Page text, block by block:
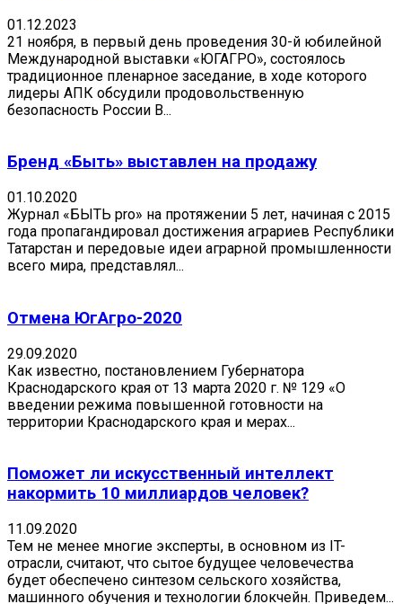
01.12.2023
21 ноября, в первый день проведения 30-й юбилейной
Международной выставки «ЮГАГРО», состоялось
традиционное пленарное заседание, в ходе которого
лидеры АПК обсудили продовольственную
безопасность России В...
Бренд «Быть» выставлен на продажу
01.10.2020
Журнал «БЫТЬ pro» на протяжении 5 лет, начиная с 2015
года пропагандировал достижения аграриев Республики
Татарстан и передовые идеи аграрной промышленности
всего мира, представлял...
Отмена ЮгАгро-2020
29.09.2020
Как известно, постановлением Губернатора
Краснодарского края от 13 марта 2020 г. № 129 «О
введении режима повышенной готовности на
территории Краснодарского края и мерах...
Поможет ли искусственный интеллект
накормить 10 миллиардов человек?
11.09.2020
Тем не менее многие эксперты, в основном из IT-
отрасли, считают, что сытое будущее человечества
будет обеспечено синтезом сельского хозяйства,
машинного обучения и технологии блокчейн. Приведем...